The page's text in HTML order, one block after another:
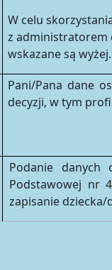
W celu
z administratorem
wskazane są
Pani/Pana dane
decyzji, w tym
Podanie danych
Podstawowej nr
zapisanie